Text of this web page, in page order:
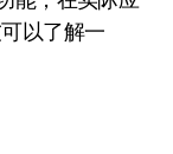
以了解一